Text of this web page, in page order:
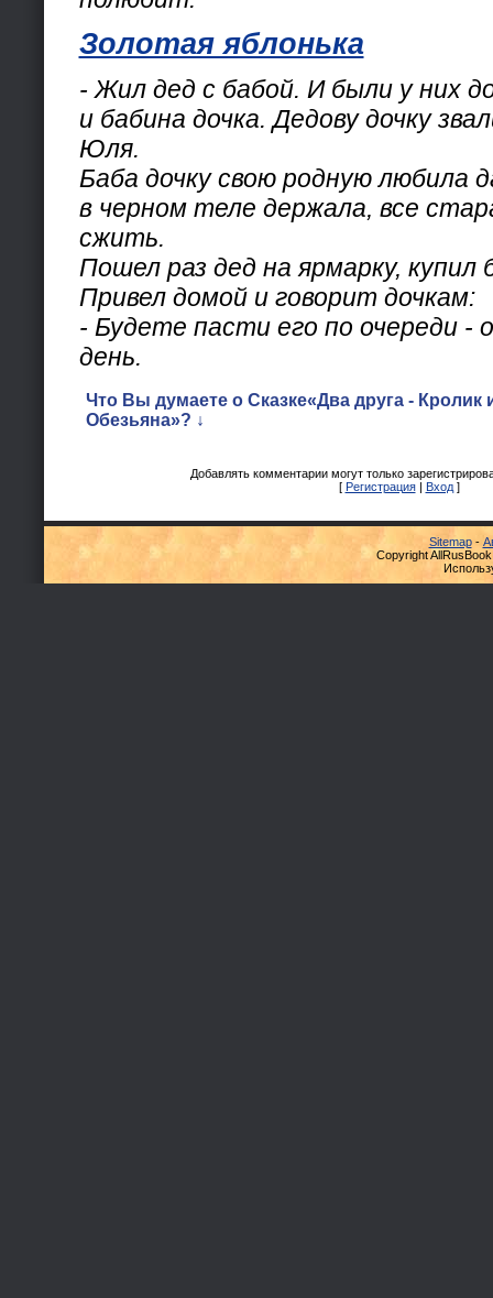
Золотая яблонька
- Жил дед с бабой. И были у них
и бабина дочка. Дедову дочку
Юля.
Баба дочку свою родную любила
в черном теле держала, все
сжить.
Пошел раз дед на ярмарку, купил
Привел домой и говорит дочкам:
- Будете пасти его по очереди -
день.
Что Вы думаете о Сказке«Два друга - Кролик
Обезьяна»? ↓
Добавлять комментарии могут только
[ Регистрация| Вход]
Sitemap-
Copyright